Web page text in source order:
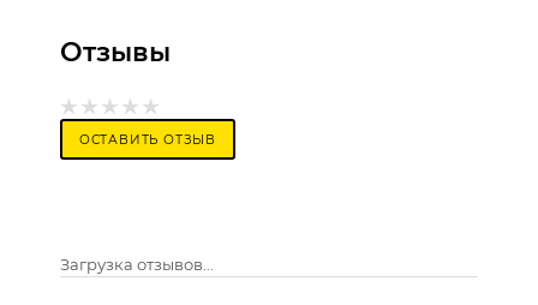
Отзывы
ОСТАВИТЬ ОТЗЫВ
Загрузка отзывов...